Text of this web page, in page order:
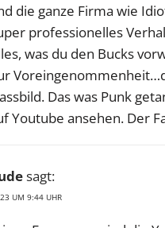
die ganze Firma wie
professionelles
was du den Bucks
Das was Punk
Youtube ansehen. Der
sagt:
UM 9:44 UHR